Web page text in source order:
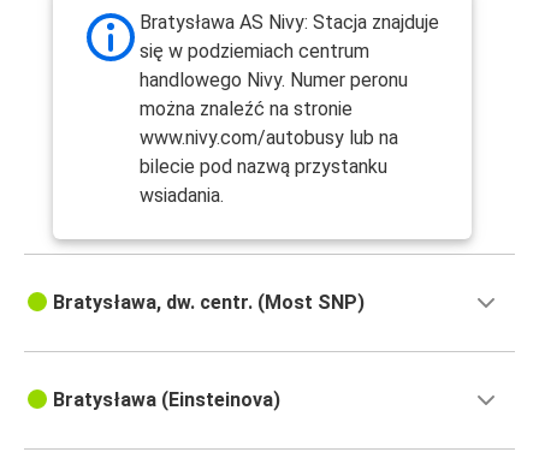
Bratysława AS Nivy: Stacja znajduje
się w podziemiach centrum
handlowego Nivy. Numer peronu
można znaleźć na stronie
www.nivy.com/autobusy lub na
bilecie pod nazwą przystanku
wsiadania.
Bratysława, dw. centr. (Most SNP)
Bratysława (Einsteinova)